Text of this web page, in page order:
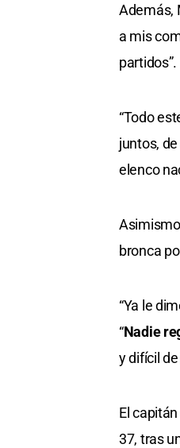
Además,
a mis
partidos”.
“Todo
juntos,
elenco
bronca
“Ya le
“Nadie
y difícil
El
37, tras